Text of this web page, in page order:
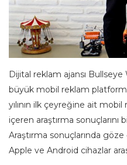
Dijital reklam ajansı
büyük mobil reklam
yılının ilk çeyreğine ait mobil
içeren araştırma sonuçlarını
Araştırma sonuçlarında
Apple ve Android cihazlar